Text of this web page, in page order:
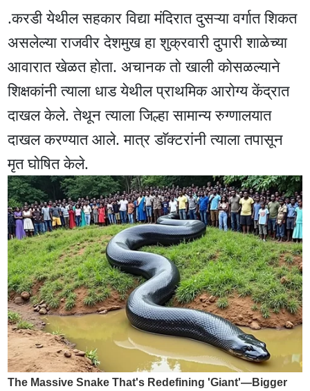
.करडी येथील सहकार विद्या मंदिरात दुसऱ्या वर्गात शिकत
असलेल्या राजवीर देशमुख हा शुक्रवारी दुपारी शाळेच्या
आवारात खेळत हाेता. अचानक ताे खाली काेसळल्याने
शिक्षकांनी त्याला धाड येथील प्राथमिक आराेग्य केंद्रात
दाखल केले. तेथून त्याला जिल्हा सामान्य रुग्णालयात
दाखल करण्यात आले. मात्र डाॅक्टरांनी त्याला तपासून
मृत घाेषित केले.